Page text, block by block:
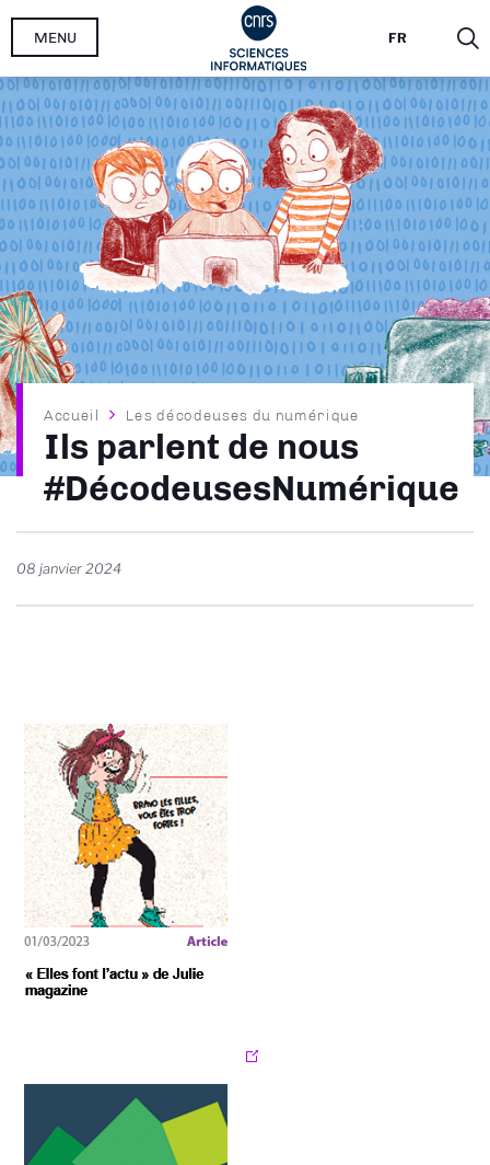
Aller
principal
FR
MENU
Fil
d'Ariane
Accueil Les décodeuses du numérique
Ils parlent de nous
#DécodeusesNumérique
08 janvier 2024